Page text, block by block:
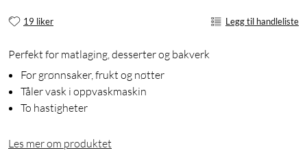
19 liker Legg til handleliste
Perfekt for matlaging, desserter og bakverk
For grønnsaker, frukt og nøtter
Tåler vask i oppvaskmaskin
To hastigheter
Les mer om produktet